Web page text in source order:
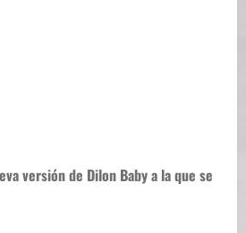
versión de Dilon Baby a la que se